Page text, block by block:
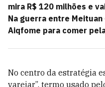
mira R$ 120 milhões e
Na guerra entre
Aiqfome para comer
No centro da estratégia
varejar”, termo usado